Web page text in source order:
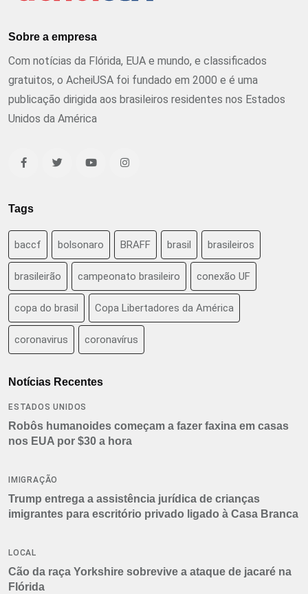
Sobre a empresa
Com notícias da Flórida, EUA e mundo, e classificados
gratuitos, o AcheiUSA foi fundado em 2000 e é uma
publicação dirigida aos brasileiros residentes nos Estados
Unidos da América
Tags
baccf bolsonaro BRAFF brasil brasileiros
brasileirão campeonato brasileiro conexão UF
copa do brasil Copa Libertadores da América
coronavirus coronavírus
Notícias Recentes
ESTADOS UNIDOS
Robôs humanoides começam a fazer faxina em casas
nos EUA por $30 a hora
IMIGRAÇÃO
Trump entrega a assistência jurídica de crianças
imigrantes para escritório privado ligado à Casa Branca
LOCAL
Cão da raça Yorkshire sobrevive a ataque de jacaré na
Flórida